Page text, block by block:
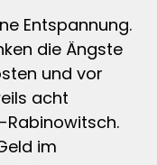
Entspannung.
die Ängste
und vor
acht
Rabinowitsch.
im